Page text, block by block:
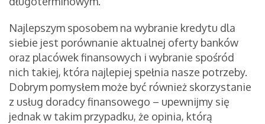
Najlepszym sposobem na wybranie kredytu dla
siebie jest porównanie aktualnej oferty banków
oraz placówek finansowych i wybranie spośród
nich takiej, która najlepiej spełnia nasze potrzeby.
Dobrym pomysłem może być również skorzystanie
z usług doradcy finansowego – upewnijmy się
jednak w takim przypadku, że opinia, którą